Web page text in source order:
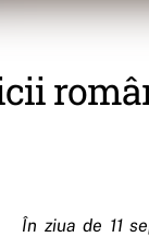
În ziua de 11